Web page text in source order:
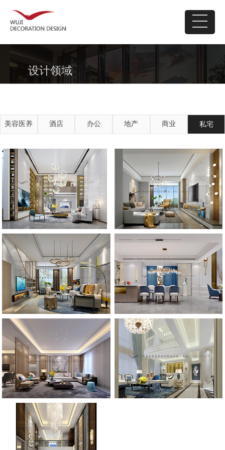
设计领域
美容医养 酒店 办公 地产 商业 私宅